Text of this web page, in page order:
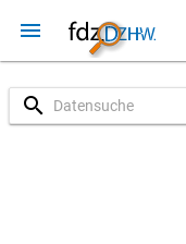
menu
search